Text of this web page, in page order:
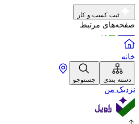
ثبت کسب و کار
صفحه‌های مرتبط
خانه
دسته بندی جستوجو
نزدیک من